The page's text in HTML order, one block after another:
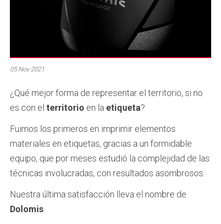
05 Nov 2021
¿Qué mejor forma de representar el territorio, si no
es con el territorio en la etiqueta?
Fuimos los primeros en imprimir elementos
materiales en etiquetas, gracias a un formidable
equipo, que por meses estudió la complejidad de las
técnicas involucradas, con resultados asombrosos.
Nuestra última satisfacción lleva el nombre de
Dolomis